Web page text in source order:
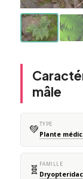
mâle
💚TYPE
Plante
🧬 FAMILLE